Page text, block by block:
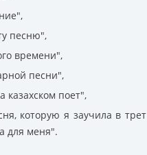
песню",
времени",
песни",
казахском поет",
которую я заучила в
для меня".